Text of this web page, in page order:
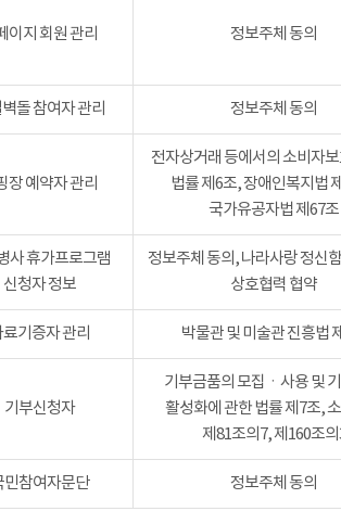
이지 회원 관리 정보주체 동의
돌 참여자 관리 정보주체 동의
장 예약자 관리
전자상거래 등에서의 소비자
법률 제6조, 장애인복지법
국가유공자법 제67조
사 휴가프로그램
신청자 정보
정보주체 동의, 나라사랑 정신
상호협력 협약
기증자 관리 박물관 및 미술관 진흥법
기부신청자
기부금품의 모집ㆍ사용 및
활성화에 관한 법률 제7조,
제81조의7, 제160조
민참여자문단 정보주체 동의